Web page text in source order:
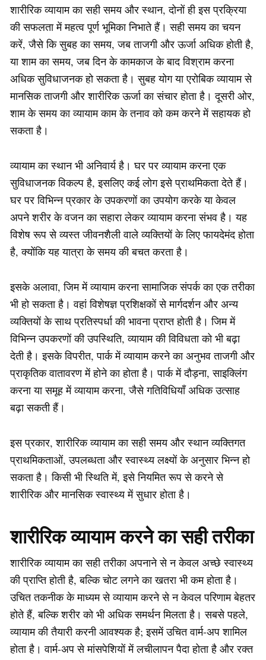
शारीरिक व्यायाम का सही समय और स्थान, दोनों ही इस प्रक्रिया
की सफलता में महत्व पूर्ण भूमिका निभाते हैं। सही समय का चयन
करें, जैसे कि सुबह का समय, जब ताजगी और ऊर्जा अधिक होती है,
या शाम का समय, जब दिन के कामकाज के बाद विश्राम करना
अधिक सुविधाजनक हो सकता है। सुबह योग या एरोबिक व्यायाम से
मानसिक ताजगी और शारीरिक ऊर्जा का संचार होता है। दूसरी ओर,
शाम के समय का व्यायाम काम के तनाव को कम करने में सहायक हो
सकता है।
व्यायाम का स्थान भी अनिवार्य है। घर पर व्यायाम करना एक
सुविधाजनक विकल्प है, इसलिए कई लोग इसे प्राथमिकता देते हैं।
घर पर विभिन्न प्रकार के उपकरणों का उपयोग करके या केवल
अपने शरीर के वजन का सहारा लेकर व्यायाम करना संभव है। यह
विशेष रूप से व्यस्त जीवनशैली वाले व्यक्तियों के लिए फायदेमंद होता
है, क्योंकि यह यात्रा के समय की बचत करता है।
इसके अलावा, जिम में व्यायाम करना सामाजिक संपर्क का एक तरीका
भी हो सकता है। वहां विशेषज्ञ प्रशिक्षकों से मार्गदर्शन और अन्य
व्यक्तियों के साथ प्रतिस्पर्धा की भावना प्राप्त होती है। जिम में
विभिन्न उपकरणों की उपस्थिति, व्यायाम की विविधता को भी बढ़ा
देती है। इसके विपरीत, पार्क में व्यायाम करने का अनुभव ताजगी और
प्राकृतिक वातावरण में होने का होता है। पार्क में दौड़ना, साइक्लिंग
करना या समूह में व्यायाम करना, जैसे गतिविधियाँ अधिक उत्साह
बढ़ा सकती हैं।
इस प्रकार, शारीरिक व्यायाम का सही समय और स्थान व्यक्तिगत
प्राथमिकताओं, उपलब्धता और स्वास्थ्य लक्ष्यों के अनुसार भिन्न हो
सकता है। किसी भी स्थिति में, इसे नियमित रूप से करने से
शारीरिक और मानसिक स्वास्थ्य में सुधार होता है।
शारीरिक व्यायाम करने का सही तरीका
शारीरिक व्यायाम का सही तरीका अपनाने से न केवल अच्छे स्वास्थ्य
की प्राप्ति होती है, बल्कि चोट लगने का खतरा भी कम होता है।
उचित तकनीक के माध्यम से व्यायाम करने से न केवल परिणाम बेहतर
होते हैं, बल्कि शरीर को भी अधिक समर्थन मिलता है। सबसे पहले,
व्यायाम की तैयारी करनी आवश्यक है; इसमें उचित वार्म-अप शामिल
होता है। वार्म-अप से मांसपेशियों में लचीलापन पैदा होता है और रक्त